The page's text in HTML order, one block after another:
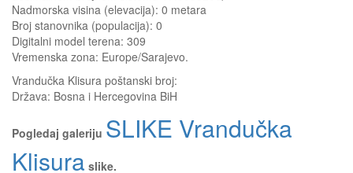
Nadmorska visina (elevacija): 0 metara
Broj stanovnika (populacija): 0
Digitalni model terena: 309
Vremenska zona: Europe/Sarajevo.
Vrandučka Klisura poštanski broj:
Država: Bosna i Hercegovina BiH
Pogledaj galeriju SLIKE Vrandučka
Klisura slike.